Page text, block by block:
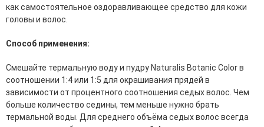
Для Тела
Автозагар для тела
Антицеллюлитные средства
Бальзамы и гели для тела
Дезодоранты для тела
Защита от солнца для тела
Кремы для тела
как самостоятельное оздоравливающее средство для кожи
головы и волос.
Способ применения:
Смешайте термальную воду и пудру Naturalis Botanic Color в
соотношении 1:4 или 1:5 для окрашивания прядей в
зависимости от процентного соотношения седых волос. Чем
больше количество седины, тем меньше нужно брать
термальной воды. Для среднего объёма седых волос всегда